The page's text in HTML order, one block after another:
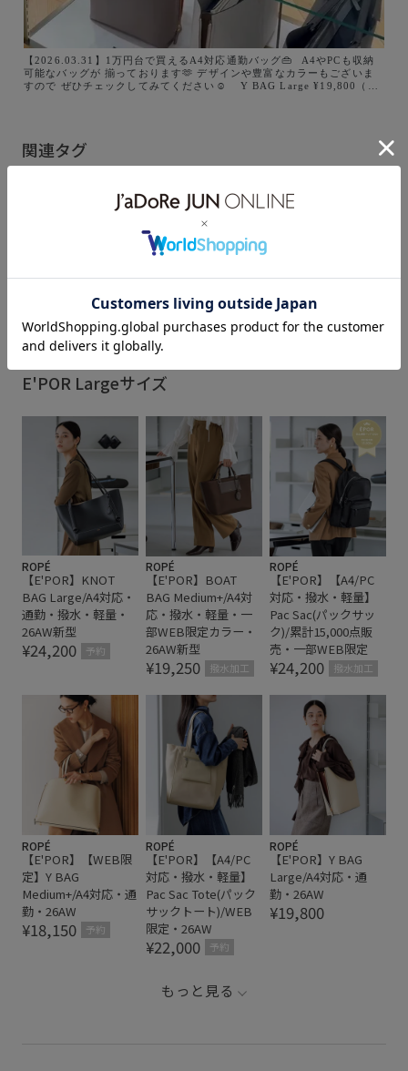
【2026.03.31】1万円台で買えるA4対応通勤バッグ👜 ⁡ A4やPCも収納
可能なバッグが 揃っております🫶 デザインや豊富なカラーもございま
すので ぜひチェックしてみてください☺️ ⁡ ⁡ Y BAG Large ¥19,800（税
関連タグ
26SSceremony 26SS_ROPÉ
A4/PC収納 A4収納
EPOR対象アイテム popup0206 Web限定
YBAG_2026spring_pr
Y_BAG(サイドジップバッグ) 【E'POR】 きれいめ
カジュアル コーディネートしやすい サイドジップ
サブバッグ ステッチ ストラップ スーツ
バッグ バーガンディー ビジネス ビジネスバッグ
ポリエステル マチ広め ヨガ リサイクル
ワインレッド 取り外し可能 取り外し可能なストラップ
合わせやすい 快適 通勤バッグ 高見え
もっと見る
E'POR Largeサイズ
ROPÉ
【E'POR】KNOT
BAG Large/A4対応・
通勤・撥水・軽量・
26AW新型
¥24,200 予約
ROPÉ
【E'POR】BOAT
BAG Medium+/A4対
応・撥水・軽量・一
部WEB限定カラー・
26AW新型
¥19,250 撥水加工
ROPÉ
【E'POR】【A4/PC
対応・撥水・軽量】
Pac Sac(パックサッ
ク)/累計15,000点販
売・一部WEB限定
¥24,200 撥水加工
ROPÉ
【E'POR】【WEB限
定】Y BAG
Medium+/A4対応・通
勤・26AW
¥18,150 予約
ROPÉ
【E'POR】【A4/PC
対応・撥水・軽量】
Pac Sac Tote(パック
サックトート)/WEB
限定・26AW
¥22,000 予約
ROPÉ
【E'POR】Y BAG
Large/A4対応・通
勤・26AW
¥19,800
もっと見る